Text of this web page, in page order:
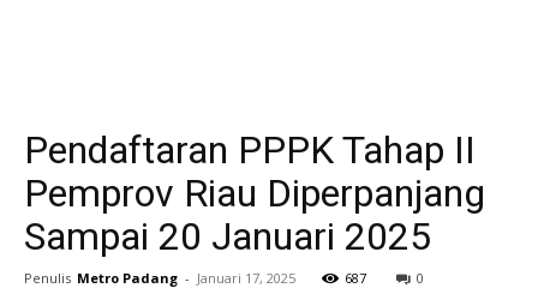
Pendaftaran PPPK Tahap II
Pemprov Riau Diperpanjang
Sampai 20 Januari 2025
Penulis Metro Padang - Januari 17, 2025 687 0